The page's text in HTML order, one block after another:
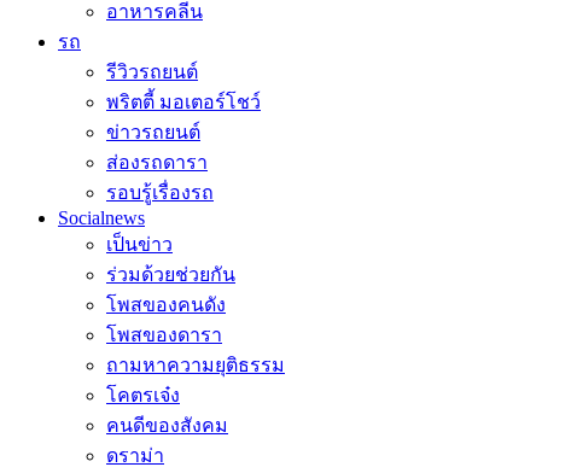
อาหารคลีน
รถ
รีวิวรถยนต์
พริตตี้ มอเตอร์โชว์
ข่าวรถยนต์
ส่องรถดารา
รอบรู้เรื่องรถ
Socialnews
เป็นข่าว
ร่วมด้วยช่วยกัน
โพสของคนดัง
โพสของดารา
ถามหาความยุติธรรม
โคตรเจ๋ง
คนดีของสังคม
ดราม่า